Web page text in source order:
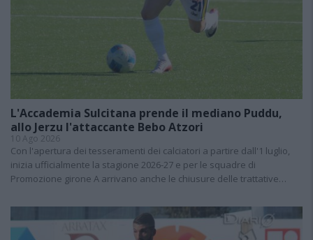
L'Accademia Sulcitana prende il mediano Puddu,
allo Jerzu l'attaccante Bebo Atzori
10 Ago 2026
Con l'apertura dei tesseramenti dei calciatori a partire dall'1 luglio,
inizia ufficialmente la stagione 2026-27 e per le squadre di
Promozione girone A arrivano anche le chiusure delle trattative…